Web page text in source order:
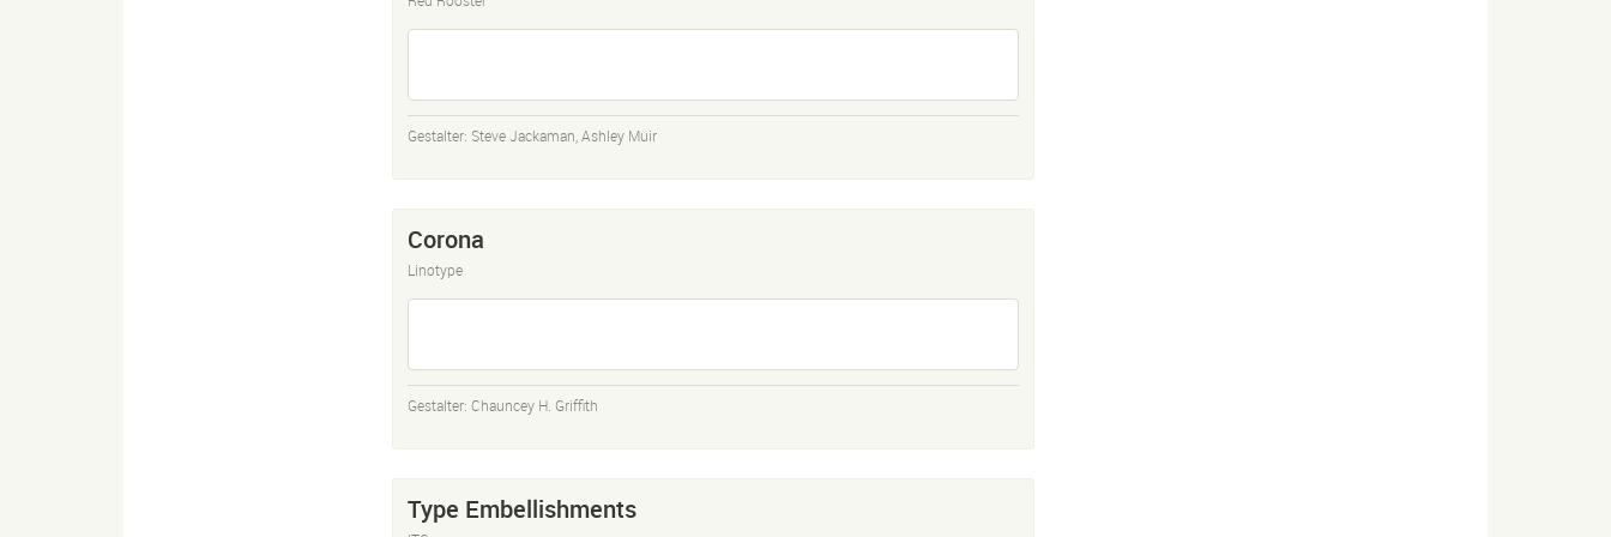
Gestalter: Steve Jackaman Ashley Muir
Corona
Linotype
Gestalter: Chauncey H. Griffith
Type Embellishments